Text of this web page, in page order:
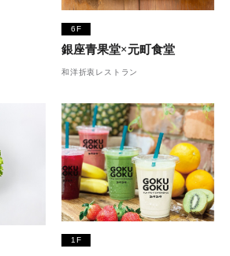
6F
銀座青果堂×元町食堂
和洋折衷レストラン
1F